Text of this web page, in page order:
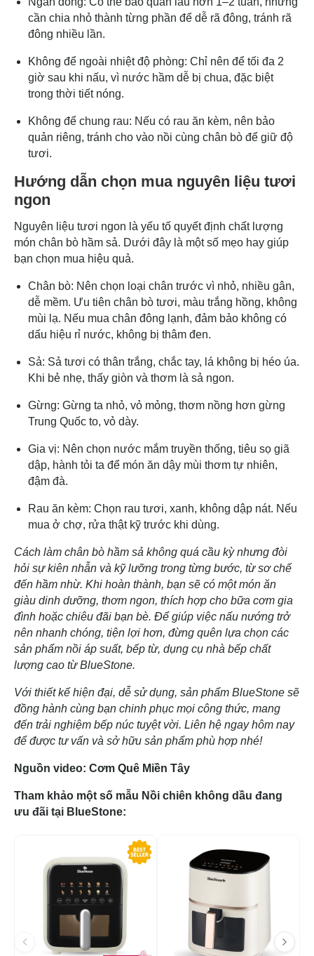
cần chia nhỏ thành từng phần để dễ rã đông, tránh rã
đông nhiều lần.
Không để ngoài nhiệt độ phòng: Chỉ nên để tối đa 2
giờ sau khi nấu, vì nước hầm dễ bị chua, đặc biệt
trong thời tiết nóng.
Không để chung rau: Nếu có rau ăn kèm, nên bảo
quản riêng, tránh cho vào nồi cùng chân bò để giữ độ
tươi.
Hướng dẫn chọn mua nguyên liệu tươi
ngon
Nguyên liệu tươi ngon là yếu tố quyết định chất lượng
món chân bò hầm sả. Dưới đây là một số mẹo hay giúp
bạn chọn mua hiệu quả.
Chân bò: Nên chọn loại chân trước vì nhỏ, nhiều gân,
dễ mềm. Ưu tiên chân bò tươi, màu trắng hồng, không
mùi lạ. Nếu mua chân đông lạnh, đảm bảo không có
dấu hiệu rỉ nước, không bị thâm đen.
Sả: Sả tươi có thân trắng, chắc tay, lá không bị héo úa.
Khi bẻ nhẹ, thấy giòn và thơm là sả ngon.
Gừng: Gừng ta nhỏ, vỏ mỏng, thơm nồng hơn gừng
Trung Quốc to, vỏ dày.
Gia vị: Nên chọn nước mắm truyền thống, tiêu sọ giã
dập, hành tỏi ta để món ăn dậy mùi thơm tự nhiên,
đậm đà.
Rau ăn kèm: Chọn rau tươi, xanh, không dập nát. Nếu
mua ở chợ, rửa thật kỹ trước khi dùng.
Cách làm chân bò hầm sả không quá cầu kỳ nhưng đòi
hỏi sự kiên nhẫn và kỹ lưỡng trong từng bước, từ sơ chế
đến hầm nhừ. Khi hoàn thành, bạn sẽ có một món ăn
giàu dinh dưỡng, thơm ngon, thích hợp cho bữa cơm gia
đình hoặc chiêu đãi bạn bè. Để giúp việc nấu nướng trở
nên nhanh chóng, tiện lợi hơn, đừng quên lựa chọn các
sản phẩm nồi áp suất, bếp từ, dụng cụ nhà bếp chất
lượng cao từ BlueStone.
Với thiết kế hiện đại, dễ sử dụng, sản phẩm BlueStone sẽ
đồng hành cùng bạn chinh phục mọi công thức, mang
đến trải nghiệm bếp núc tuyệt vời. Liên hệ ngay hôm nay
để được tư vấn và sở hữu sản phẩm phù hợp nhé!
Nguồn video: Cơm Quê Miền Tây
Tham khảo một số mẫu Nồi chiên không dầu đang
ưu đãi tại BlueStone: